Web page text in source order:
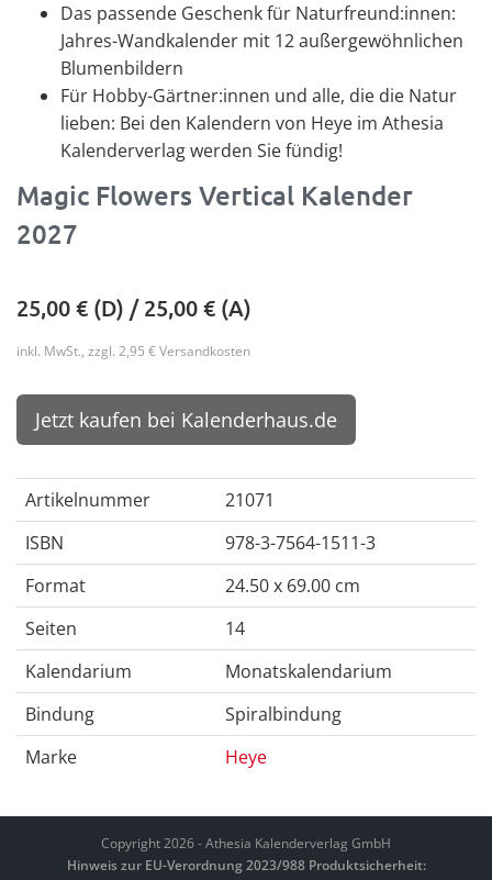
Das passende Geschenk für Naturfreund:innen:
Jahres-Wandkalender mit 12 außergewöhnlichen
Blumenbildern
Für Hobby-Gärtner:innen und alle, die die Natur
lieben: Bei den Kalendern von Heye im Athesia
Kalenderverlag werden Sie fündig!
Magic Flowers Vertical Kalender
2027
25,00€ (D) /25,00€ (A)
inkl. MwSt., zzgl. 2,95 € Versandkosten
Jetzt kaufen bei Kalenderhaus.de
Artikelnummer
21071
ISBN
978-3-7564-1511-3
Format
24.50 x 69.00 cm
Seiten
14
Kalendarium
Monatskalendarium
Bindung
Spiralbindung
Marke
Heye
Copyright 2026 - Athesia Kalenderverlag GmbH
Hinweis zur EU-Verordnung 2023/988 Produktsicherheit: